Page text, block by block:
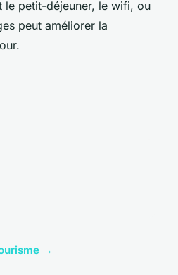
le petit-déjeuner, le wifi, ou
peut améliorer la
→